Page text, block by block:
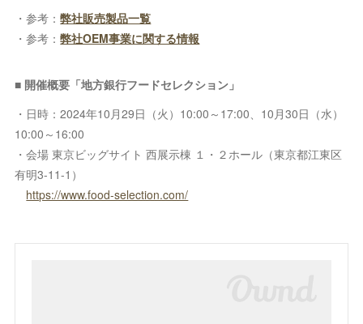
・参考：弊社販売製品一覧
・参考：弊社OEM事業に関する情報
■ 開催概要「地方銀行フードセレクション」
・日時：2024年10月29日（火）10:00～17:00、10月30日（水）
10:00～16:00
・会場 東京ビッグサイト 西展示棟 １・２ホール（東京都江東区
有明3-11-1）
https://www.food-selection.com/